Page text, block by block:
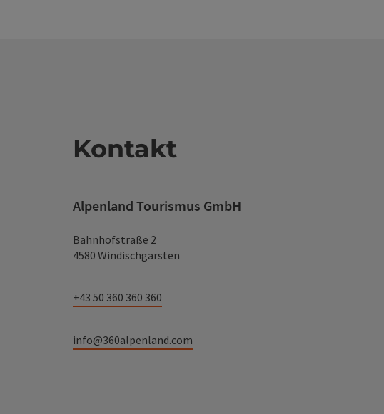
Kontakt
Alpenland Tourismus GmbH
Bahnhofstraße 2
4580 Windischgarsten
+43 50 360 360 360
info@360alpenland.com